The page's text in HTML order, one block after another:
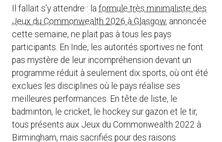
Il fallait s’y attendre : la formule très minimaliste des
Jeux du Commonwealth 2026 à Glasgow, annoncée
cette semaine, ne plait pas à tous les pays
participants. En Inde, les autorités sportives ne font
pas mystère de leur incompréhension devant un
programme réduit à seulement dix sports, où ont été
exclues les disciplines où le pays réalise ses
meilleures performances. En tête de liste, le
badminton, le cricket, le hockey sur gazon et le tir,
tous présents aux Jeux du Commonwealth 2022 à
Birmingham, mais sacrifiés pour des raisons